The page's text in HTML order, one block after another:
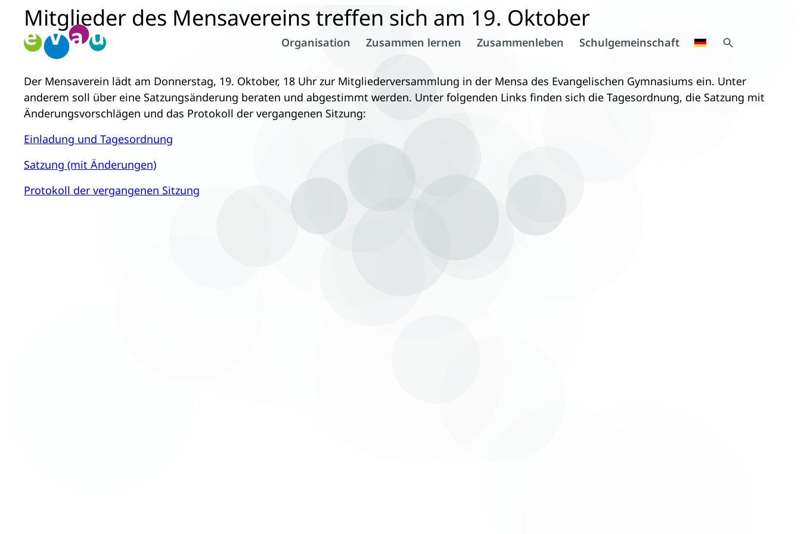
Zum
Inhalt
springen
Organisation Zusammen lernen Zusammenleben Schulgemeinschaft
Mitglieder des Mensavereins treffen sich am 19. Oktober
Der Mensaverein lädt am Donnerstag, 19. Oktober, 18 Uhr zur Mitgliederversammlung in der Mensa des Evangelischen Gymnasiums ein. Unter
anderem soll über eine Satzungsänderung beraten und abgestimmt werden. Unter folgenden Links finden sich die Tagesordnung, die Satzung mit
Änderungsvorschlägen und das Protokoll der vergangenen Sitzung:
Einladung und Tagesordnung
Satzung (mit Änderungen)
Protokoll der vergangenen Sitzung